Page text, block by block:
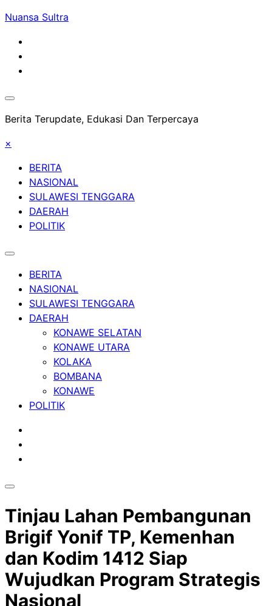
Skip
content
Nuansa Sultra
Berita Terupdate, Edukasi Dan Terpercaya
×
BERITA
NASIONAL
SULAWESI TENGGARA
DAERAH
POLITIK
BERITA
NASIONAL
SULAWESI TENGGARA
DAERAH
KONAWE SELATAN
KONAWE UTARA
KOLAKA
BOMBANA
KONAWE
POLITIK
Tinjau Lahan Pembangunan
Brigif Yonif TP, Kemenhan
dan Kodim 1412 Siap
Wujudkan Program Strategis
Nasional